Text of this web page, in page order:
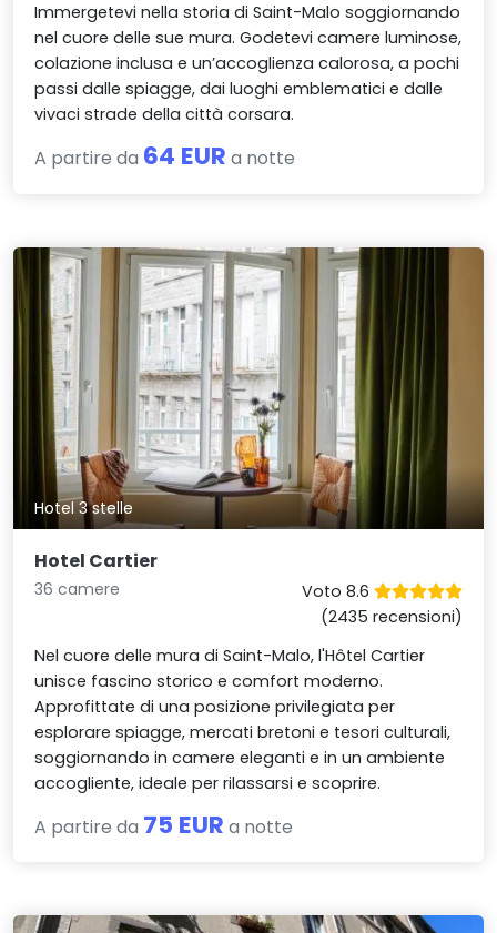
Immergetevi nella storia di Saint-Malo soggiornando
nel cuore delle sue mura. Godetevi camere luminose,
colazione inclusa e un’accoglienza calorosa, a pochi
passi dalle spiagge, dai luoghi emblematici e dalle
vivaci strade della città corsara.
A partire da 64 EUR a notte
Hotel 3 stelle
Hotel Cartier
36 camere
Voto 8.6
(2435 recensioni)
Nel cuore delle mura di Saint-Malo, l'Hôtel Cartier
unisce fascino storico e comfort moderno.
Approfittate di una posizione privilegiata per
esplorare spiagge, mercati bretoni e tesori culturali,
soggiornando in camere eleganti e in un ambiente
accogliente, ideale per rilassarsi e scoprire.
A partire da 75 EUR a notte